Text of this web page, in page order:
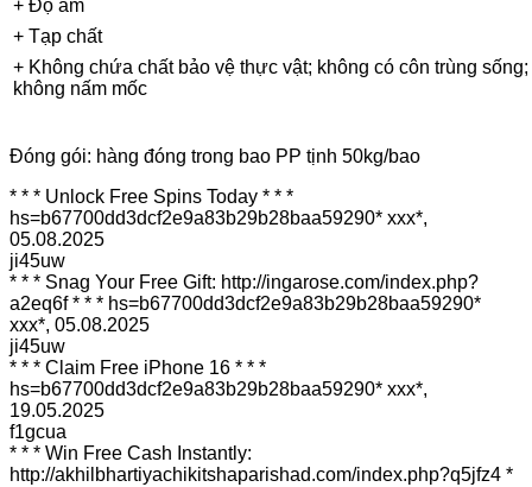
+ Độ ẩm
+ Tạp chất
+ Không chứa chất bảo vệ thực vật; không có côn trùng sống;
không nấm mốc
Đóng gói: hàng đóng trong bao PP tịnh 50kg/bao
* * * Unlock Free Spins Today * * *
hs=b67700dd3dcf2e9a83b29b28baa59290* ххх*,
05.08.2025
ji45uw
* * * Snag Your Free Gift: http://ingarose.com/index.php?
a2eq6f * * * hs=b67700dd3dcf2e9a83b29b28baa59290*
ххх*, 05.08.2025
ji45uw
* * * Claim Free iPhone 16 * * *
hs=b67700dd3dcf2e9a83b29b28baa59290* ххх*,
19.05.2025
f1gcua
* * * Win Free Cash Instantly:
http://akhilbhartiyachikitshaparishad.com/index.php?q5jfz4 *